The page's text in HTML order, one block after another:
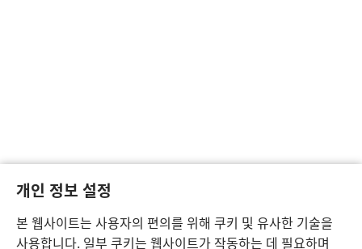
개인 정보 설정
본 웹사이트는 사용자의 편의를 위해 쿠키 및 유사한 기술을
사용합니다. 일부 쿠키는 웹사이트가 작동하는 데 필요하며